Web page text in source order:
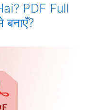
PDF Full